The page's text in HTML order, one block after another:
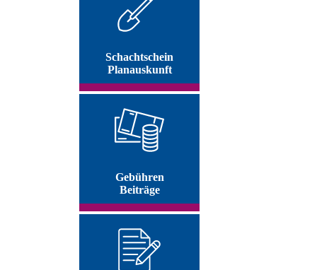
Schachtschein
Planauskunft
Gebühren
Beiträge